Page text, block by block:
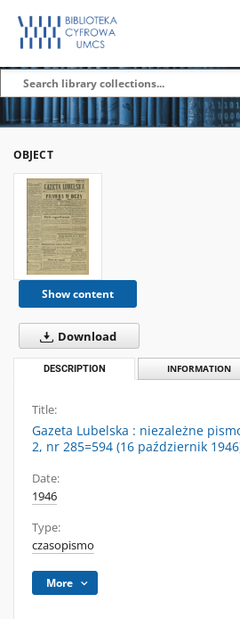
OBJECT
Show content
Download
DESCRIPTION INFORMATION
Title:
Gazeta Lubelska : niezależne
2, nr 285=594 (16 październik
Date:
1946
Type:
czasopismo
More